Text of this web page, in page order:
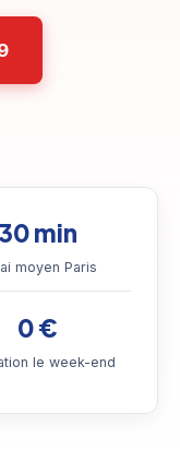
30 min
moyen Paris
0 €
le week-end